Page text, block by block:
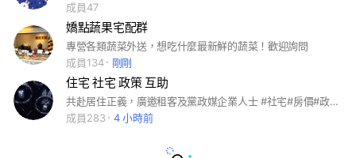
成員47
嬌點蔬果宅配群
專營各類蔬菜外送，想吃什麼最新鮮的蔬菜！歡迎詢問
成員134
剛剛
住宅 社宅 政策 互助
共赴居住正義，廣邀租客及黨政媒企業人士 #社宅#房價#政策#居住正義#社會救助#租房#靠北#賭爛#扶貧濟弱#愛心#法律
成員283
4 小時前